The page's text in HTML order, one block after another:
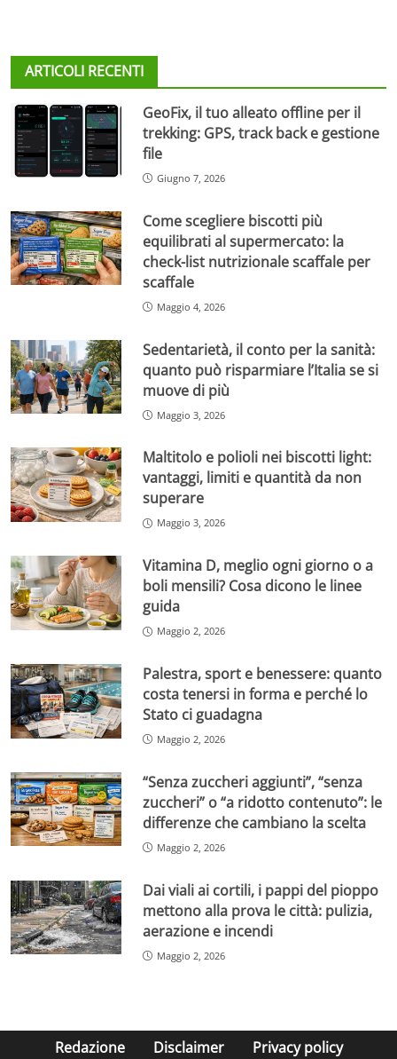
ARTICOLI RECENTI
GeoFix, il tuo alleato offline per il
trekking: GPS, track back e gestione
file
Giugno 7, 2026
Come scegliere biscotti più
equilibrati al supermercato: la
check-list nutrizionale scaffale per
scaffale
Maggio 4, 2026
Sedentarietà, il conto per la sanità:
quanto può risparmiare l’Italia se si
muove di più
Maggio 3, 2026
Maltitolo e polioli nei biscotti light:
vantaggi, limiti e quantità da non
superare
Maggio 3, 2026
Vitamina D, meglio ogni giorno o a
boli mensili? Cosa dicono le linee
guida
Maggio 2, 2026
Palestra, sport e benessere: quanto
costa tenersi in forma e perché lo
Stato ci guadagna
Maggio 2, 2026
“Senza zuccheri aggiunti”, “senza
zuccheri” o “a ridotto contenuto”: le
differenze che cambiano la scelta
Maggio 2, 2026
Dai viali ai cortili, i pappi del pioppo
mettono alla prova le città: pulizia,
aerazione e incendi
Maggio 2, 2026
Redazione Disclaimer Privacy policy